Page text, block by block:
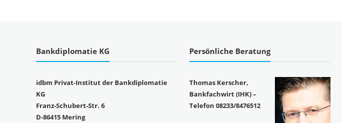
Bankdiplomatie KG
idbm Privat-Institut der Bankdiplomatie
KG
Franz-Schubert-Str. 6
D-86415 Mering
Persönliche Beratung
Thomas Kerscher,
Bankfachwirt (IHK) –
Telefon 08233/8476512